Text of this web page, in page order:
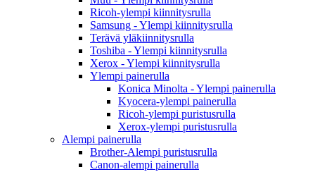
Ricoh-ylempi kiinnitysrulla
Samsung - Ylempi kiinnitysrulla
Terävä yläkiinnitysrulla
Toshiba - Ylempi kiinnitysrulla
Xerox - Ylempi kiinnitysrulla
Ylempi painerulla
Konica Minolta - Ylempi painerulla
Kyocera-ylempi painerulla
Ricoh-ylempi puristusrulla
Xerox-ylempi puristusrulla
Alempi painerulla
Brother-Alempi puristusrulla
Canon-alempi painerulla